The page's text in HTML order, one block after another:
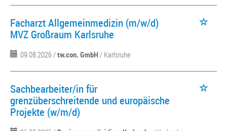
Facharzt Allgemeinmedizin (m/w/d)
MVZ Großraum Karlsruhe
09.08.2026 /tw.con. GmbH/ Karlsruhe
Sachbearbeiter/in für
grenzüberschreitende und europäische
Projekte (w/m/d)